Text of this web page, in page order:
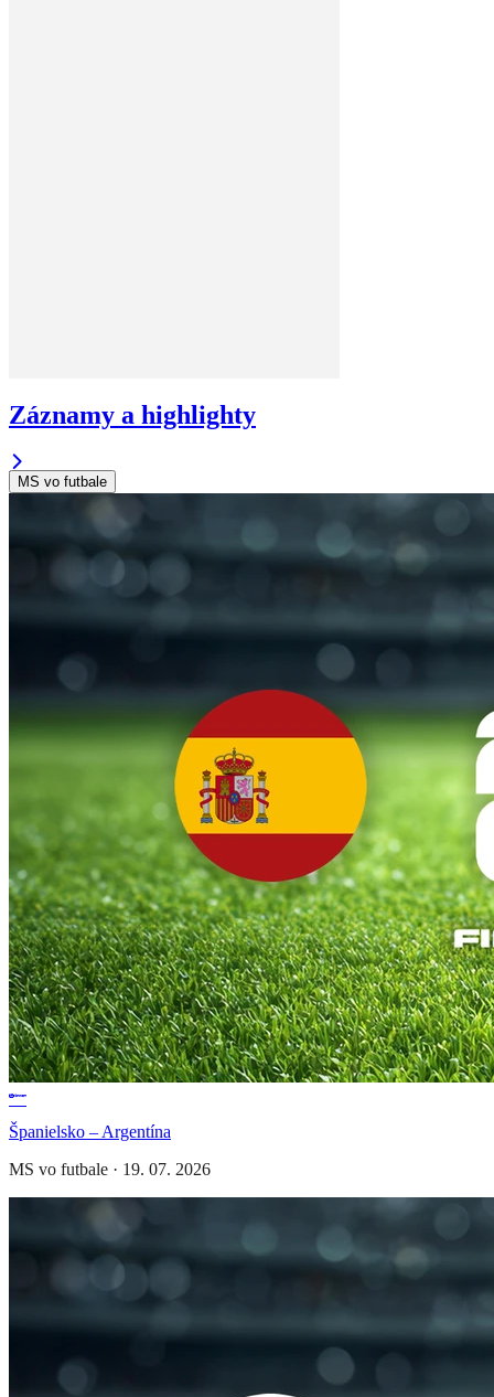
Záznamy a highlighty
MS vo futbale
Španielsko – Argentína
MS vo futbale · 19. 07. 2026